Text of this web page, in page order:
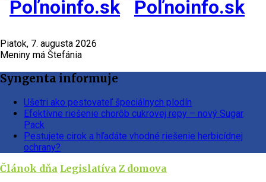
Piatok, 7. augusta 2026
Meniny má Štefánia
Syngenta informuje
Ušetri ako pestovateľ špeciálnych plodín
Efektívne riešenie chorôb cukrovej repy – nový Sugar
Pack
Pestujete cirok a hľadáte vhodné riešenie herbicídnej
ochrany?
Článok dňa Legislatíva Z domova